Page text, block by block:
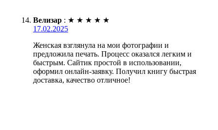
Велизар : ★ ★ ★ ★ ★
17.02.2025
Женская взглянула на мои фотографии и
предложила печать. Процесс оказался легким и
быстрым. Сайтик простой в использовании,
оформил онлайн-заявку. Получил книгу быстрая
доставка, качество отличное!